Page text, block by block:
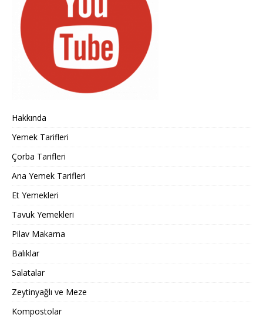
Hakkında
Yemek Tarifleri
Çorba Tarifleri
Ana Yemek Tarifleri
Et Yemekleri
Tavuk Yemekleri
Pilav Makarna
Balıklar
Salatalar
Zeytinyağlı ve Meze
Kompostolar